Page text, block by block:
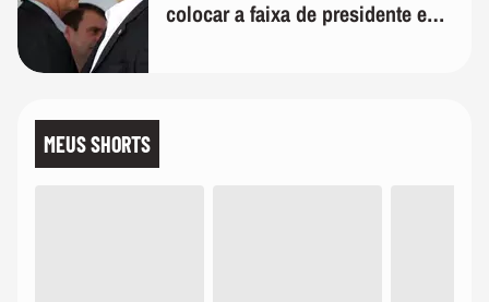
colocar a faixa de presidente em
MEUS SHORTS